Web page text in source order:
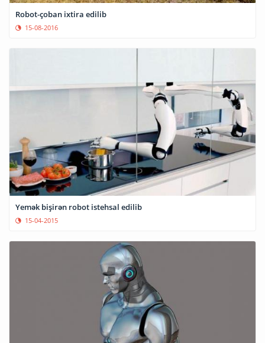
Robot-çoban ixtira edilib
15-08-2016
Yemək bişirən robot istehsal edilib
15-04-2015